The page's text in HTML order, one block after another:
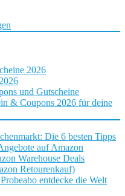
2026
und Gutscheine
& Coupons 2026 für deine
Die 6 besten Tipps
auf Amazon
Warehouse Deals
Retourenkauf)
entdecke die Welt